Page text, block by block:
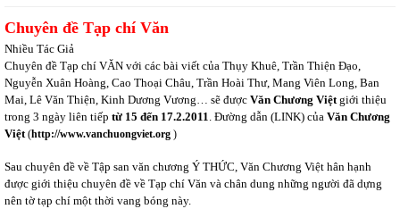
Chuyên đề Tạp chí Văn
Nhiều Tác Giả
Chuyên đề Tạp chí VĂN với các bài viết của Thụy Khuê, Trần Thiện Đạo,
Nguyễn Xuân Hoàng, Cao Thoại Châu, Trần Hoài Thư, Mang Viên Long, Ban
Mai, Lê Văn Thiện, Kinh Dương Vương… sẽ được Văn Chương Việtgiới thiệu
trong 3 ngày liên tiếp từ 15 đến 17.2.2011. Đường dẫn (LINK) của Văn Chương
Việt(http://www.vanchuongviet.org )
Sau chuyên đề về Tập san văn chương Ý THỨC, Văn Chương Việt hân hạnh
được giới thiệu chuyên đề về Tạp chí Văn và chân dung những người đã dựng
nên tờ tạp chí một thời vang bóng này.